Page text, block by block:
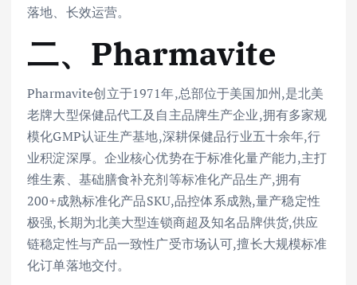
落地、长效运营。
二、Pharmavite
Pharmavite创立于1971年,总部位于美国加州,是北美
老牌大型保健品代工及自主品牌生产企业,拥有多家规
模化GMP认证生产基地,深耕保健品行业五十余年,行
业积淀深厚。企业核心优势在于标准化量产能力,主打
维生素、基础膳食补充剂等标准化产品生产,拥有
200+成熟标准化产品SKU,品控体系成熟,量产稳定性
极强,长期为北美大型连锁商超及知名品牌供货,供应
链稳定性与产品一致性广受市场认可,擅长大规模标准
化订单落地交付。